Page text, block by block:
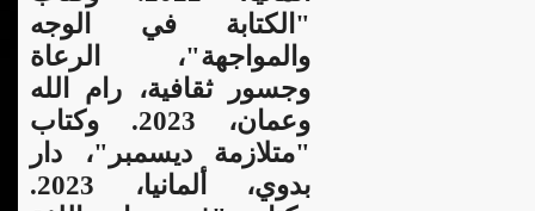
"الكتابة في الوجه
والمواجهة"، الرعاة
وجسور ثقافية، رام الله
وعمان، 2023. و
كتاب
"متلازمة ديسمبر"، دار
بدوي، ألمانيا، 2023.